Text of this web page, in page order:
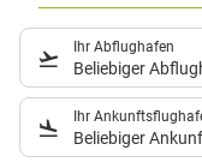
Ihr Abflughafen
Beliebiger
Ihr
Beliebiger